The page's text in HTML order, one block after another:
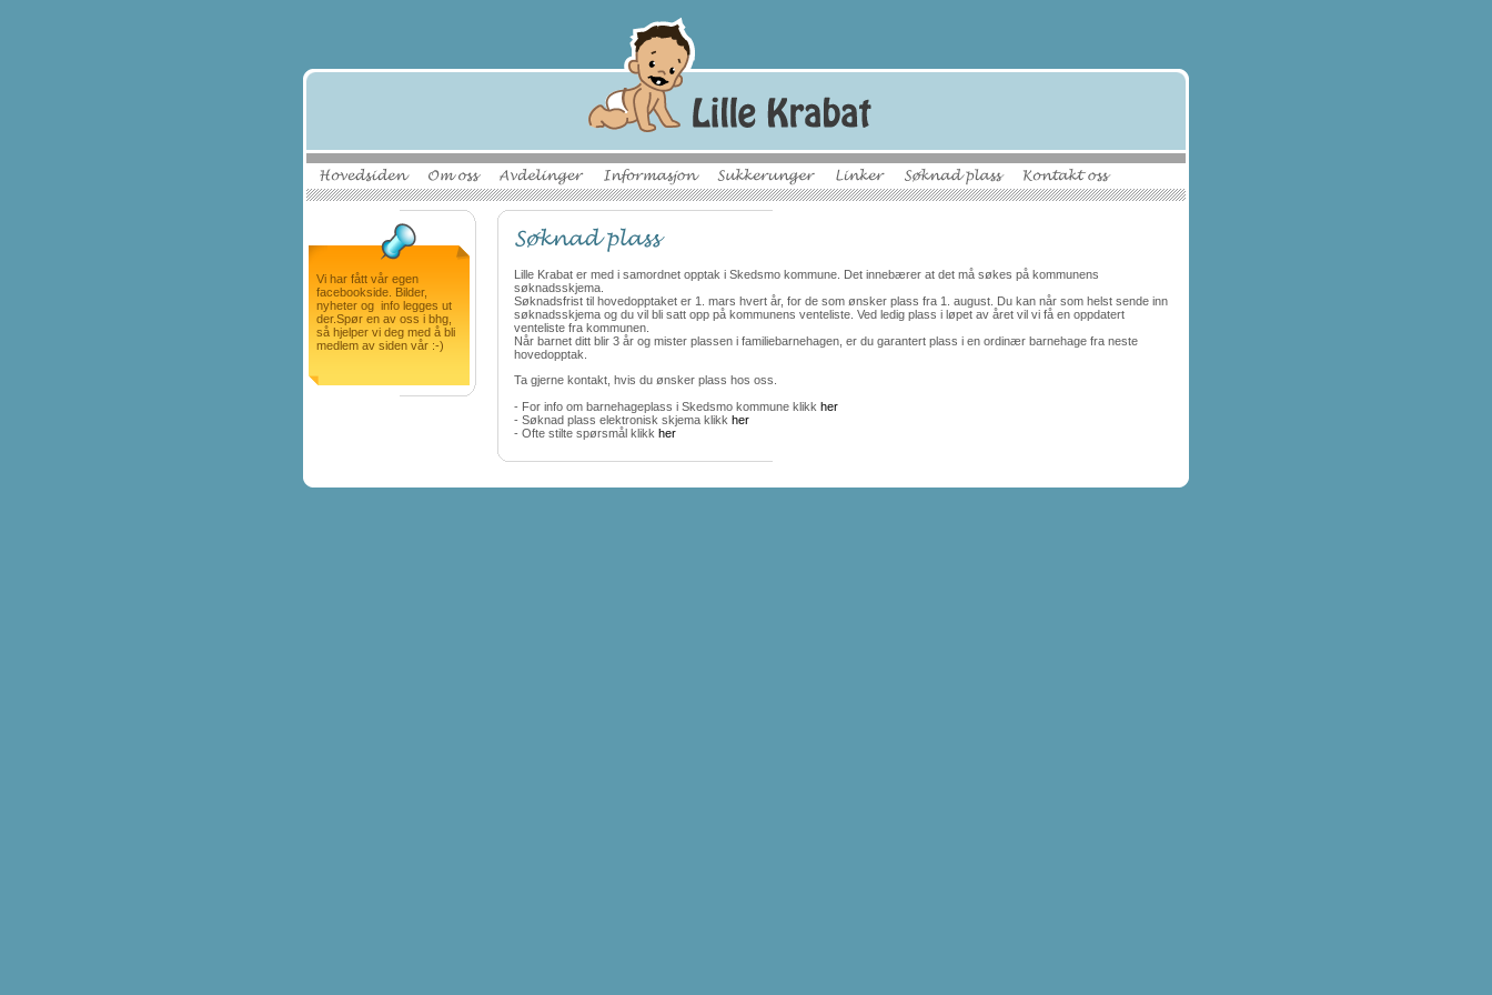
Vi har fått vår egen
facebookside. Bilder,
nyheter og info legges ut
der.Spør en av oss i bhg,
så hjelper vi deg med å bli
medlem av siden vår :-)
Lille Krabat er med i samordnet opptak i Skedsmo kommune. Det innebærer at det må søkes på kommunens
søknadsskjema.
Søknadsfrist til hovedopptaket er 1. mars hvert år, for de som ønsker plass fra 1. august. Du kan når som helst sende inn
søknadsskjema og du vil bli satt opp på kommunens venteliste. Ved ledig plass i løpet av året vil vi få en oppdatert
venteliste fra kommunen.
Når barnet ditt blir 3 år og mister plassen i familiebarnehagen, er du garantert plass i en ordinær barnehage fra neste
hovedopptak.
Ta gjerne kontakt, hvis du ønsker plass hos oss.
- For info om barnehageplass i Skedsmo kommune klikk her
- Søknad plass elektronisk skjema klikk her
- Ofte stilte spørsmål klikk her